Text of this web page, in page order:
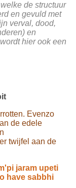
de structuur
en gevuld met
verval, dood,
en
hier ook een
Evenzo
de edele
twijfel aan de
jaram upeti
have sabbhi